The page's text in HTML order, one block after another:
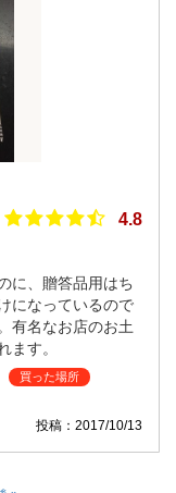
4.8
に、贈答品用はち
になっているので
有名なお店のお土
ます。
買った場所
投稿：2017/10/13